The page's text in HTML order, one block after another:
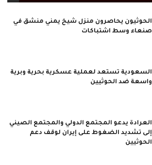
الحوثيون يحاصرون منزل شيخ يمني منشق في
صنعاء وسط اشتباكات
السعودية تستعد لعملية عسكرية بحرية وبرية
واسعة ضد الحوثيين
العرادة يدعو المجتمع الدولي والمجتمع الصيني
إلى تشديد الضغوط على إيران لوقف دعم
الحوثيين